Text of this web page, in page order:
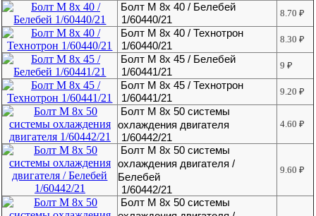
Болт М 8х 40 / Белебей
1/60440/21
8.70₽
Болт М 8х 40 / Технотрон
1/60440/21
8.30₽
Болт М 8х 45 / Белебей
1/60441/21
9₽
Болт М 8х 45 / Технотрон
1/60441/21
9.20₽
Болт М 8х 50 системы
охлаждения двигателя
1/60442/21
4.60₽
Болт М 8х 50 системы
охлаждения двигателя /
Белебей
1/60442/21
9.60₽
Болт М 8х 50 системы